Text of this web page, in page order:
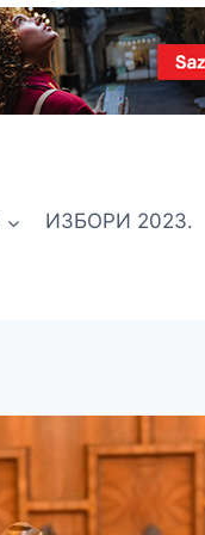
ИЗБОРИ 2023.